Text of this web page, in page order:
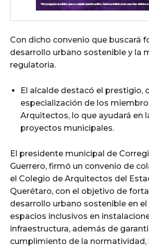
Con dicho convenio que buscará
desarrollo urbano sostenible y la
regulatoria.
El alcalde destacó el prestigio,
especialización de los
Arquitectos, lo que ayudará en
proyectos municipales.
El presidente municipal de
Guerrero, firmó un convenio de
el Colegio de Arquitectos del
Querétaro, con el objetivo de
desarrollo urbano sostenible en
espacios inclusivos en
infraestructura, además de
cumplimiento de la normatividad,